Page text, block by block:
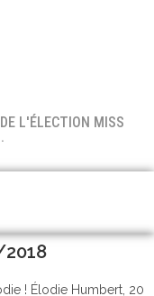
L'ÉLECTION MISS
! Élodie Humbert, 20